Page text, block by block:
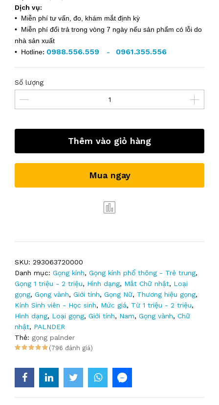
Dịch vụ:
• Miễn phí tư vấn, đo, khám mắt định kỳ
• Miễn phí đổi trả trong vòng 7 ngày nếu sản phẩm có lỗi do
nhà sản xuất
• Hotline: 0988.556.559 - 0961.355.556
Số lượng
Thêm vào giỏ hàng
Mua ngay
SKU: 293063720000
Danh mục: Gọng kính, Gọng kính phổ thông - Trẻ trung,
Gọng 1 triệu - 2 triệu, Hình dạng, Mắt Chữ nhật, Loại
gọng, Gọng vành, Giới tính, Gọng Nữ, Thương hiệu gọng,
Kính Sinh viên - Học sinh, Mức giá, Từ 1 triệu - 2 triệu,
Hình dạng, Loại gọng, Giới tính, Nam, Gọng vành, Chữ
nhật, PALNDER
Thẻ: gọng palnder
(796 đánh giá)